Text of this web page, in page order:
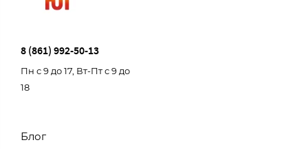
8 (861) 992-50-13
Пн с 9 до 17, Вт-Пт с 9 до
18
Блог